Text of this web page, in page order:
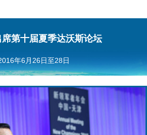
第十届夏季达沃斯论坛
年6月26日至28日